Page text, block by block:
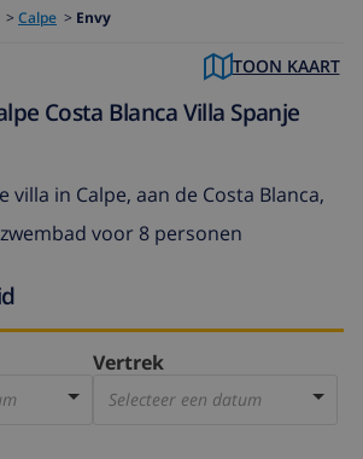
> Calpe > Envy
TOON KAART
Costa Blanca Villa Spanje
villa in Calpe, aan de Costa Blanca,
voor 8 personen
Vertrek
Selecteer een datum